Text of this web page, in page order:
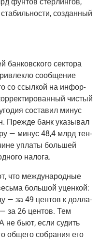
создан­ный
бан­ков­ско­го сек­то­ра
сооб­ще­ние
со ссыл­кой на инфор­
чистый
соста­вил минус
Преж­де банк ука­зы­вал
— минус 48,4 млрд тен­
упла­ты боль­шей
налога.
что меж­ду­на­род­ные
боль­шой уцен­кой:
— за 49 цен­тов к дол­ла­
за 26 цен­тов. Тем
не бьют, если судить
обще­го собра­ния его